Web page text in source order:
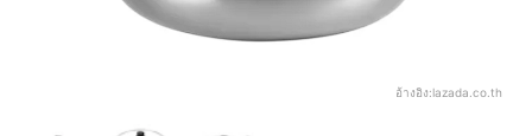
อ้างอิง:lazada.co.th